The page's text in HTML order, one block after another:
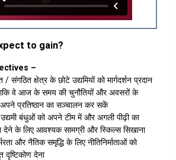
to gain?
–
संगठित क्षेत्र के छोटे उद्यमियों को मार्गदर्शन प्रदान
वे आज के समय की चुनौतियों और अवसरों के
प्रतिष्ठान का सञ्चालन कर सकें
बंधुओं को अपने टीम में और अगली पीढ़ी का
देने के लिए आवश्यक सामग्री और स्किल्स सिखाना
और नैतिक समृद्धि के लिए नीतिनिर्माताओं को
दृष्टिकोण देना